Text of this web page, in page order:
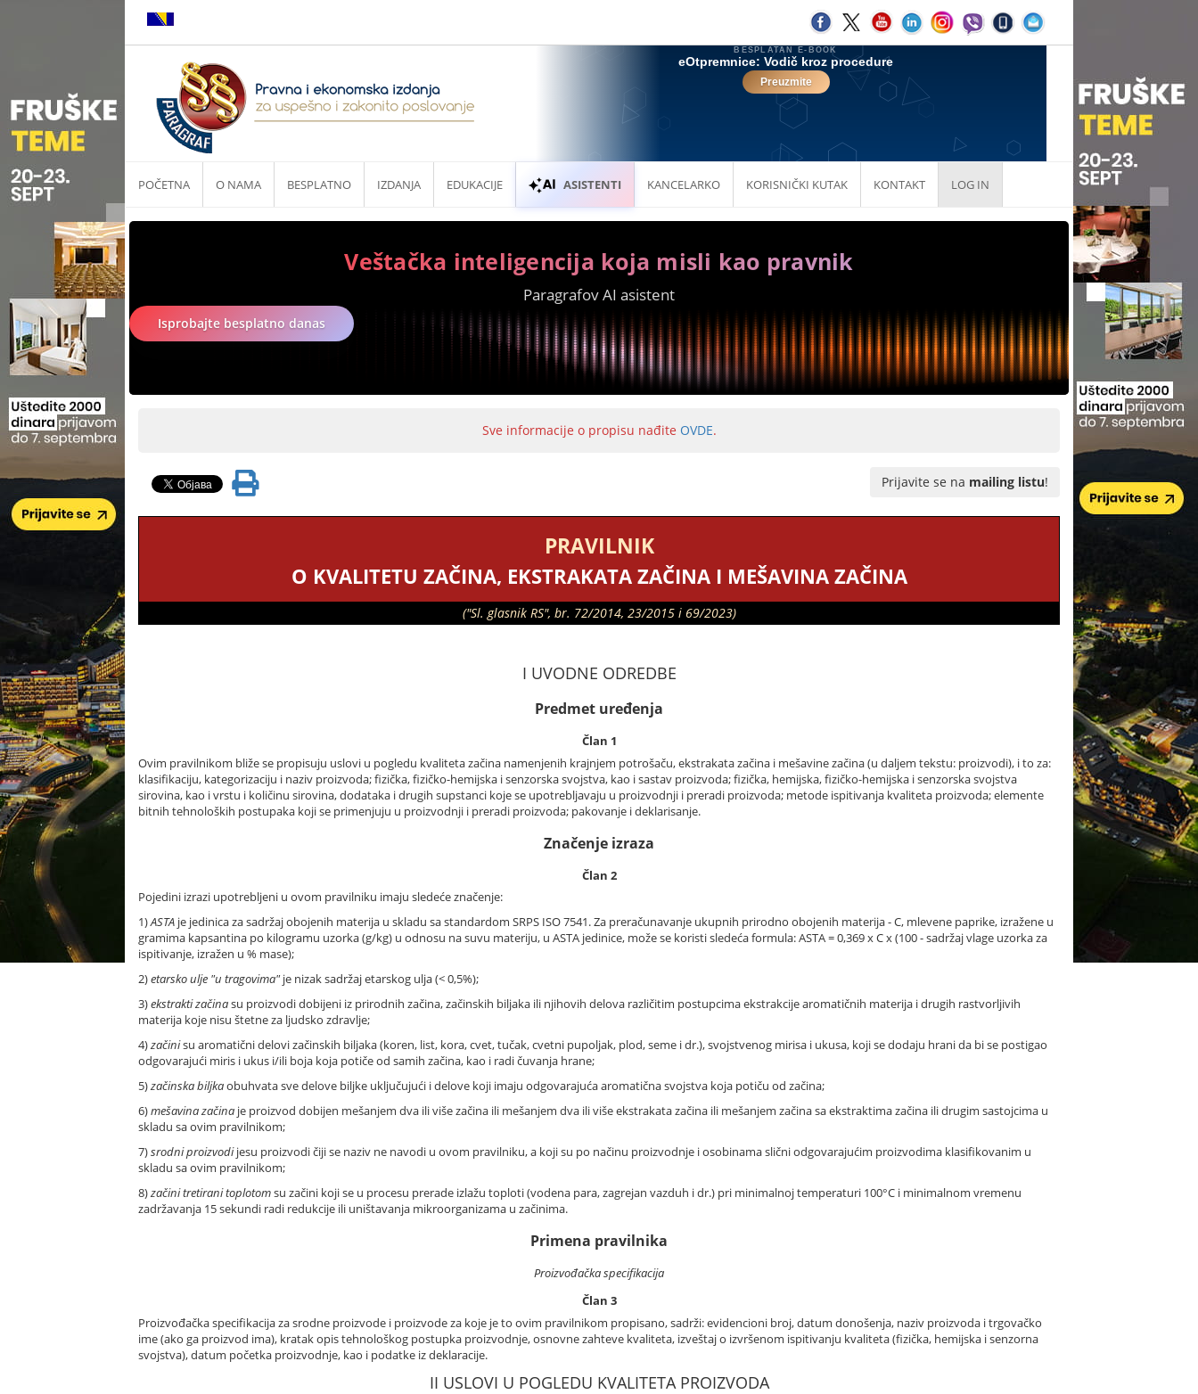
POČETNA O NAMA BESPLATNO IZDANJA EDUKACIJE ASISTENTI KANCELARKO KORISNIČKI KUTAK KONTAKT LOG IN
Veštačka inteligencija koja misli kao pravnik
Paragrafov AI asistent
Isprobajte besplatno danas
Sve informacije o propisu nađite OVDE.
Prijavite se na mailing listu!
PRAVILNIK
O KVALITETU ZAČINA, EKSTRAKATA ZAČINA I MEŠAVINA ZAČINA
("Sl. glasnik RS", br. 72/2014, 23/2015 i 69/2023)
I UVODNE ODREDBE
Predmet uređenja
Član 1
Ovim pravilnikom bliže se propisuju uslovi u pogledu kvaliteta začina namenjenih krajnjem potrošaču, ekstrakata začina i mešavine začina (u daljem tekstu: proizvodi), i to za:
klasifikaciju, kategorizaciju i naziv proizvoda; fizička, fizičko-hemijska i senzorska svojstva, kao i sastav proizvoda; fizička, hemijska, fizičko-hemijska i senzorska svojstva
sirovina, kao i vrstu i količinu sirovina, dodataka i drugih supstanci koje se upotrebljavaju u proizvodnji i preradi proizvoda; metode ispitivanja kvaliteta proizvoda; elemente
bitnih tehnoloških postupaka koji se primenjuju u proizvodnji i preradi proizvoda; pakovanje i deklarisanje.
Značenje izraza
Član 2
Pojedini izrazi upotrebljeni u ovom pravilniku imaju sledeće značenje:
1)ASTA je jedinica za sadržaj obojenih materija u skladu sa standardom SRPS ISO 7541. Za preračunavanje ukupnih prirodno obojenih materija - C, mlevene paprike, izražene u
gramima kapsantina po kilogramu uzorka (g/kg) u odnosu na suvu materiju, u ASTA jedinice, može se koristi sledeća formula: ASTA = 0,369 x C x (100 - sadržaj vlage uzorka za
ispitivanje, izražen u % mase);
2)etarsko ulje "u tragovima"je nizak sadržaj etarskog ulja (< 0,5%);
3)ekstrakti začinasu proizvodi dobijeni iz prirodnih začina, začinskih biljaka ili njihovih delova različitim postupcima ekstrakcije aromatičnih materija i drugih rastvorljivih
materija koje nisu štetne za ljudsko zdravlje;
4)začinisu aromatični delovi začinskih biljaka (koren, list, kora, cvet, tučak, cvetni pupoljak, plod, seme i dr.), svojstvenog mirisa i ukusa, koji se dodaju hrani da bi se postigao
odgovarajući miris i ukus i/ili boja koja potiče od samih začina, kao i radi čuvanja hrane;
5)začinska biljkaobuhvata sve delove biljke uključujući i delove koji imaju odgovarajuća aromatična svojstva koja potiču od začina;
6)mešavina začina je proizvod dobijen mešanjem dva ili više začina ili mešanjem dva ili više ekstrakata začina ili mešanjem začina sa ekstraktima začina ili drugim sastojcima u
skladu sa ovim pravilnikom;
7)srodni proizvodijesu proizvodi čiji se naziv ne navodi u ovom pravilniku, a koji su po načinu proizvodnje i osobinama slični odgovarajućim proizvodima klasifikovanim u
skladu sa ovim pravilnikom;
8)začini tretirani toplotomsu začini koji se u procesu prerade izlažu toploti (vodena para, zagrejan vazduh i dr.) pri minimalnoj temperaturi 100°C i minimalnom vremenu
zadržavanja 15 sekundi radi redukcije ili uništavanja mikroorganizama u začinima.
Primena pravilnika
Proizvođačka specifikacija
Član 3
Proizvođačka specifikacija za srodne proizvode i proizvode za koje je to ovim pravilnikom propisano, sadrži: evidencioni broj, datum donošenja, naziv proizvoda i trgovačko
ime (ako ga proizvod ima), kratak opis tehnološkog postupka proizvodnje, osnovne zahteve kvaliteta, izveštaj o izvršenom ispitivanju kvaliteta (fizička, hemijska i senzorna
svojstva), datum početka proizvodnje, kao i podatke iz deklaracije.
II USLOVI U POGLEDU KVALITETA PROIZVODA